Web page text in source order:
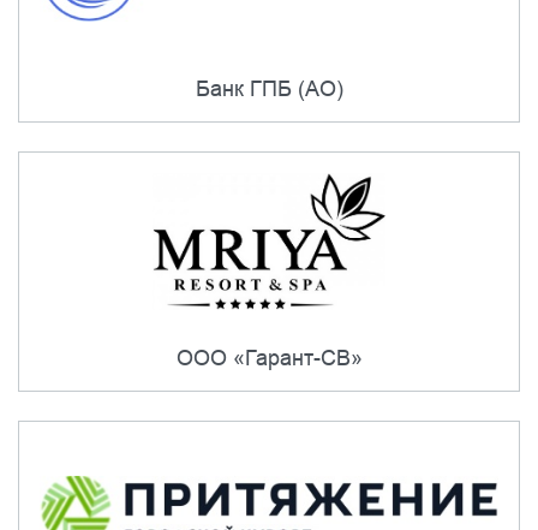
Банк ГПБ (АО)
ООО «Гарант-СВ»